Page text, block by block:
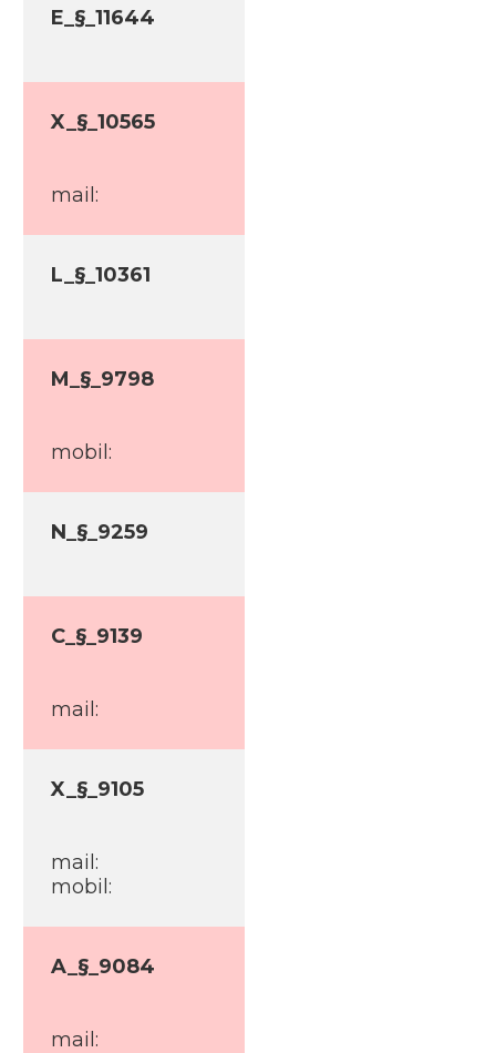
E_§_11644
X_§_10565
mail:
L_§_10361
M_§_9798
mobil:
N_§_9259
C_§_9139
mail:
X_§_9105
mail:
mobil:
A_§_9084
mail: